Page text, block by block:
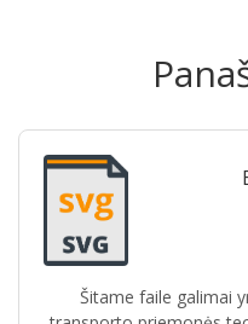
Šitame faile galimai